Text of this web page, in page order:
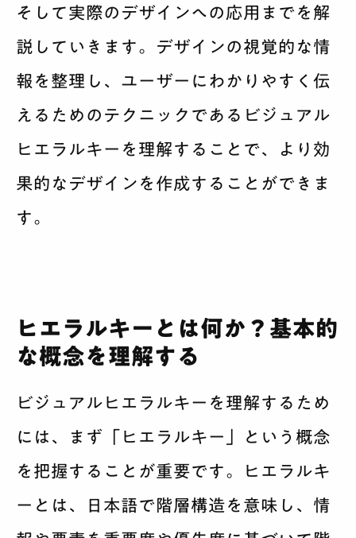
そして実際のデザインへの応用までを解
説していきます。デザインの視覚的な情
報を整理し、ユーザーにわかりやすく伝
えるためのテクニックであるビジュアル
ヒエラルキーを理解することで、より効
果的なデザインを作成することができま
す。
ヒエラルキーとは何か？基本的
な概念を理解する
ビジュアルヒエラルキーを理解するため
には、まず「ヒエラルキー」という概念
を把握することが重要です。ヒエラルキ
ーとは、日本語で階層構造を意味し、情